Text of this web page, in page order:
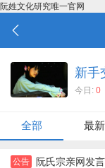
阮姓文化研究唯一官网
新手
今日: 0
全部 最新
公告 阮氏宗亲网发